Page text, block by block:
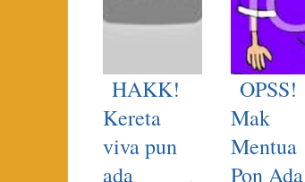
HAKK!
Kereta
viva pun
ada
OPSS!
Mak
Mentua
Pon Ada